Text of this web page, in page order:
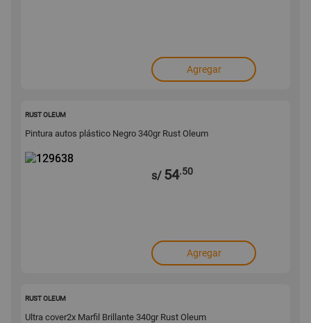
Agregar
RUST OLEUM
Pintura autos plástico Negro 340gr Rust Oleum
s/ 54.50
Agregar
RUST OLEUM
Ultra cover2x Marfil Brillante 340gr Rust Oleum